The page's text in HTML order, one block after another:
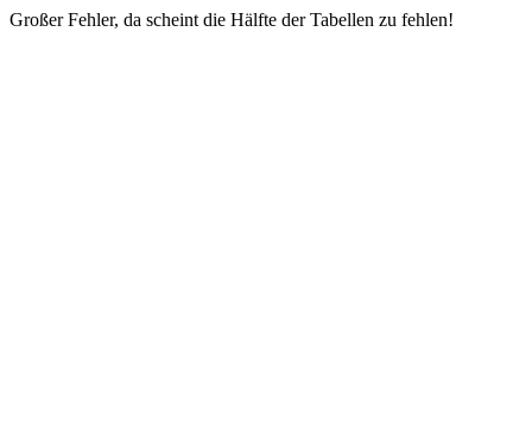
Großer Fehler, da scheint die Hälfte der Tabellen zu fehlen!